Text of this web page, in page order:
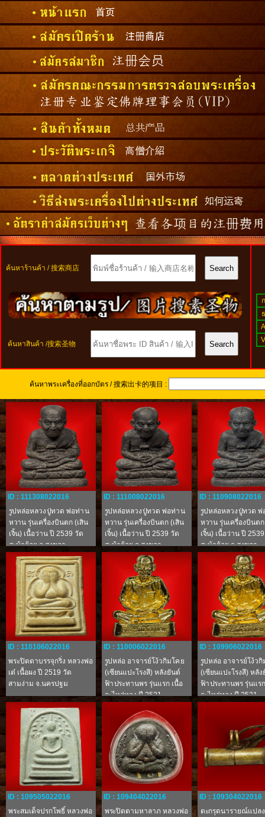
ค้นหาร้านค้า / 搜索商店
ค้นหาสินค้า /搜索圣物
ก
ธ
ค้นหาพระเครื่องที่ออกบัตร / 搜索出卡的项目 :
ID : 111308022016
รูปหล่อหลวงปู่ทวด พ่อท่าน
หวาน รุ่นเครื่องบินตก (เสิน
เจิ้น) เนื้อว่าน ปี 2539 วัด
สะบ้าย้อย จ.สงขลา
ID : 111008022016
รูปหล่อหลวงปู่ทวด พ่อท่าน
หวาน รุ่นเครื่องบินตก (เสิน
เจิ้น) เนื้อว่าน ปี 2539 วัด
สะบ้าย้อย จ.สงขลา
ID : 110908022016
รูปหล่อหลวงปู่ทวด พ่
หวาน รุ่นเครื่องบินตก
เจิ้น) เนื้อว่าน ปี
สะบ้าย้อย จ.สงขลา
ID : 110106022016
พระปิดตาบรรจุกริ่ง หลวงพ่อ
เต๋ เนื้อผง ปี 2519 วัด
สามง่าม จ.นครปฐม
ID : 110006022016
รูปหล่อ อาจารย์โง้วกิมโคย
(เซียนแปะโรงสี) หลังยันต์
ฟ้าประทานพร รุ่นแรก เนื้อ
กะไหล่ทอง ปี 2521
ID : 109906022016
รูปหล่อ อาจารย์โง้ว
(เซียนแปะโรงสี) หลั
ฟ้าประทานพร รุ่นแร
กะไหล่ทอง ปี 2521
ID : 109505022016
พระสมเด็จปรกโพธิ์ หลวงพ่อ
ID : 109404022016
พระปิดตามหาลาภ หลวงพ่อ
ID : 109304022016
ตะกรุดนารายณ์แปล